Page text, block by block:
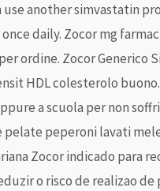
another simvastatin
daily. Zocor mg
ordine. Zocor
HDL colesterolo
a scuola per non
peperoni lavati
Zocor indicado para
o risco de realizao